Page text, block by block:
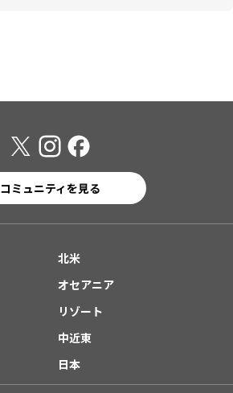
コミュニティを見る
北米
オセアニア
リゾート
中近東
日本